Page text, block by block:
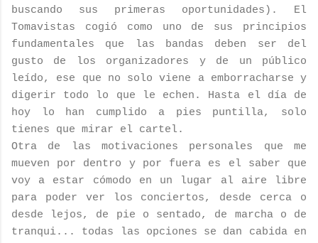
buscando sus primeras oportunidades). El
Tomavistas cogió como uno de sus principios
fundamentales que las bandas deben ser del
gusto de los organizadores y de un público
leído, ese que no solo viene a emborracharse y
digerir todo lo que le echen. Hasta el día de
hoy lo han cumplido a pies puntilla, solo
tienes que mirar el cartel.
Otra de las motivaciones personales que me
mueven por dentro y por fuera es el saber que
voy a estar cómodo en un lugar al aire libre
para poder ver los conciertos, desde cerca o
desde lejos, de pie o sentado, de marcha o de
tranqui... todas las opciones se dan cabida en